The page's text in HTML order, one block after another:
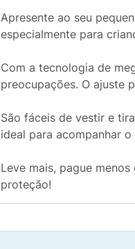
Apresente ao seu
especialmente para
Com a tecnologia de
preocupações. O ajuste
São fáceis de vestir e
ideal para acompanhar
Leve mais, pague
proteção!